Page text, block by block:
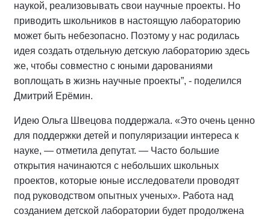
наукой, реализовывать свои научные проекты. Но
приводить школьников в настоящую лабораторию
может быть небезопасно. Поэтому у нас родилась
идея создать отдельную детскую лабораторию здесь
же, чтобы совместно с юными дарованиями
воплощать в жизнь научные проекты”, - поделился
Дмитрий Ерёмин.
Идею Ольга Швецова поддержала. «Это очень ценно
для поддержки детей и популяризации интереса к
науке, — отметила депутат. — Часто большие
открытия начинаются с небольших школьных
проектов, которые юные исследователи проводят
под руководством опытных ученых». Работа над
созданием детской лаборатории будет продолжена